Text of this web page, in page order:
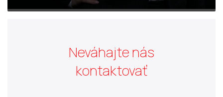
Neváhajte nás
kontaktovať